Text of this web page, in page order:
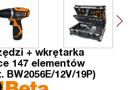
+ wkrętarka
147 elementów
BW2056E/12V/19P)